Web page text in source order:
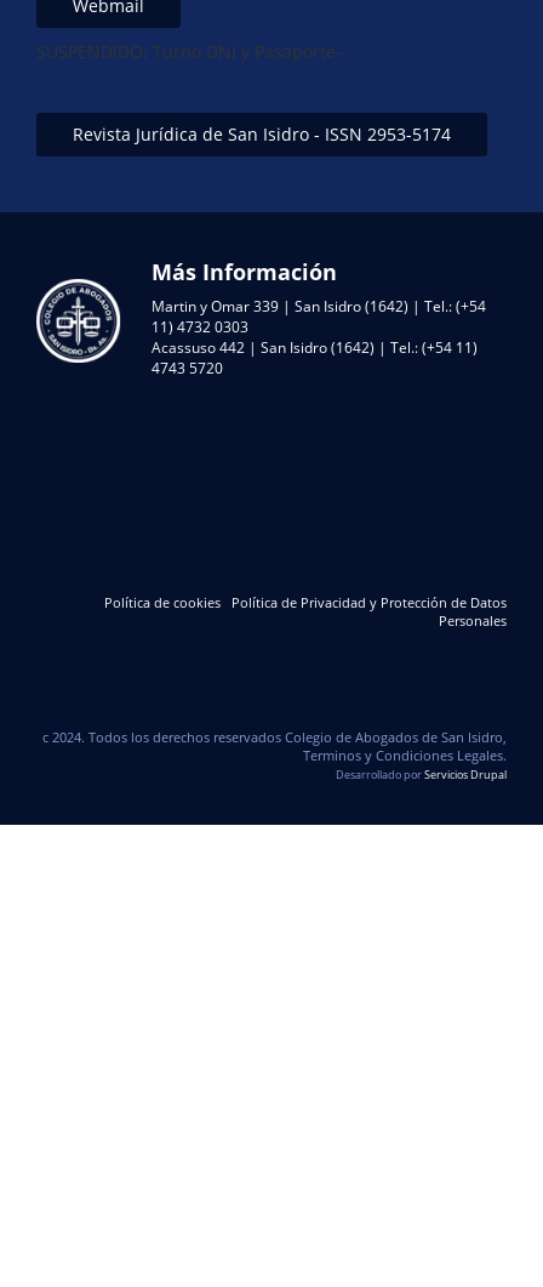
Webmail
SUSPENDIDO: Turno DNI y Pasaporte-
Revista Jurídica de San Isidro - ISSN 2953-5174
Más Información
Martin y Omar 339 | San Isidro (1642) | Tel.: (+54
11) 4732 0303
Acassuso 442 | San Isidro (1642) | Tel.: (+54 11)
4743 5720
Política de cookies
Política de Privacidad y Protección de Datos
Personales
c 2024. Todos los derechos reservados Colegio de Abogados de San Isidro,
Terminos y Condiciones Legales.
Desarrollado porServicios Drupal